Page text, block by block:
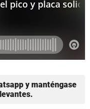
y manténgase